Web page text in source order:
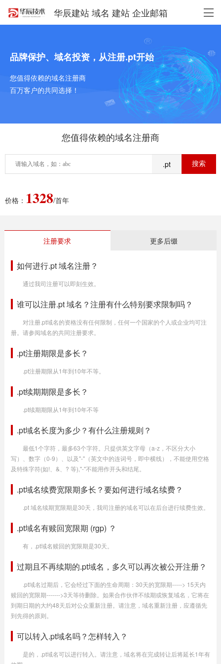
华辰建站 域名 建站 企业邮箱
品牌保护、域名投资，从注册.pt开始
您值得依赖的域名注册商
百万客户的共同选择！
您值得依赖的域名注册商
.pt
价格： 1328/首年
注册要求 更多后缀
如何进行.pt 域名注册？
通过我司注册可以即刻生效。
谁可以注册.pt 域名？注册有什么特别要求限制吗？
对注册.pt域名的资格没有任何限制，任何一个国家的个人或企业均可注
册。请参阅域名的共同注册要求。
.pt注册期限是多长？
.pt注册期限从1年到10年不等。
.pt续期期限是多长？
.pt续期期限从1年到10年不等
.pt域名长度为多少？有什么注册规则？
最低1个字符，最多63个字符。只提供英文字母（a-z，不区分大小
写）、数字（0-9）、以及"-"（英文中的连词号，即中横线），不能使用空格
及特殊字符(如!、&、? 等),"-"不能用作开头和结尾。
.pt域名续费宽限期多长？要如何进行域名续费？
.pt 域名续期宽限期是30天，我司注册的域名可以在后台进行续费生效。
.pt域名有赎回宽限期 (rgp) ？
有，.pt域名赎回的宽限期是30天。
过期且不再续期的.pt域名，多久可以再次被公开注册？
.pt域名过期后，它会经过下面的生命周期：30天的宽限期-----> 15天内
赎回的宽限期------->3天等待删除。如果合作伙伴不续期或恢复域名，它将在
到期日期的大约48天后对公众重新注册。请注意，域名重新注册，应遵循先
到先得的原则。
可以转入.pt域名吗？怎样转入？
是的，.pt域名可以进行转入。请注意，域名将在完成转让后将延长1年有